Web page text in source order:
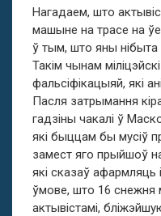
Нагадаем, што
машыне на трасе на
ў тым, што яны нібыта
Такім чынам
фальсіфікацыяй, які
Пасля затрымання
гадзіны чакалі ў
які быццам бы мусіў
замест яго прыйшоў
які сказаў
ўмове, што 16
актывістамі,